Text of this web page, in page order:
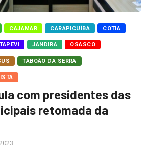
CAJAMAR CARAPICUÍBA COTIA
ITAPEVI JANDIRA OSASCO
TABOÃO DA SERRA
com presidentes das
retomada da